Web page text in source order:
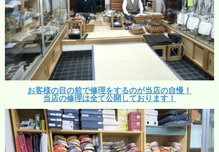
お客様の目の前で修理をするのが当店の自慢！
当店の修理は全て公開しております！